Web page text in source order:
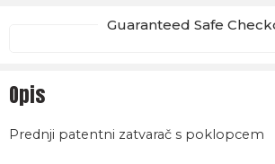
Guaranteed Safe
Opis
Prednji patentni zatvarač s poklopcem